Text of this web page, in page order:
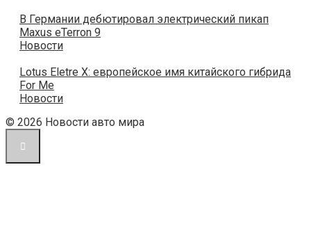
В Германии дебютировал электрический пикап
Maxus eTerron 9
Новости
Lotus Eletre X: европейское имя китайского гибрида
For Me
Новости
© 2026 Новости авто мира